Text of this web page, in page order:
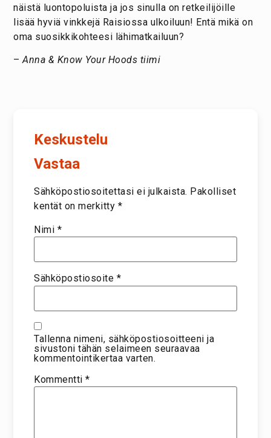
näistä luontopoluista ja jos sinulla on retkeilijöille
lisää hyviä vinkkejä Raisiossa ulkoiluun! Entä mikä on
oma suosikkikohteesi lähimatkailuun?
–Anna & Know Your Hoods tiimi
Keskustelu
Vastaa
Sähköpostiosoitettasi ei julkaista. Pakolliset
kentät on merkitty *
Nimi *
Sähköpostiosoite *
Tallenna nimeni, sähköpostiosoitteeni ja
sivustoni tähän selaimeen seuraavaa
kommentointikertaa varten.
Kommentti*